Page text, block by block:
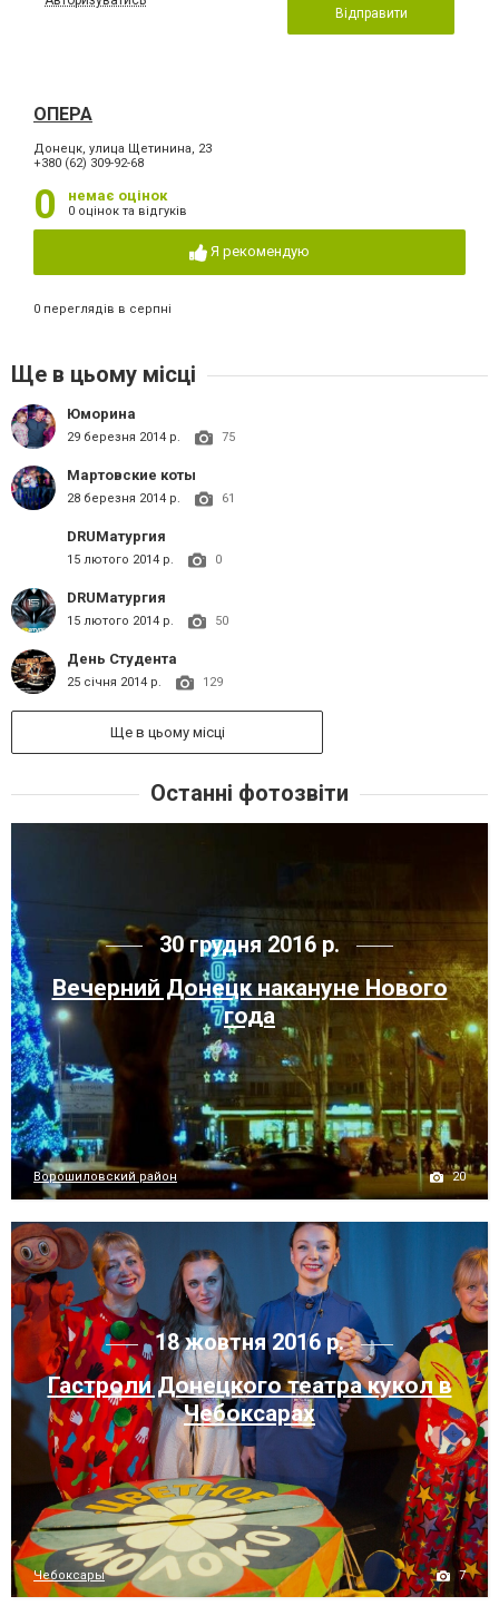
Відправити
ОПЕРА
Донецк, улица Щетинина, 23
+380 (62) 309-92-68
0 немає оцінок
0 оцінок та відгуків
Я рекомендую
0 переглядів в серпні
Ще в цьому місці
Юморина
29 березня 2014 р. 75
Мартовские коты
28 березня 2014 р. 61
DRUMатургия
15 лютого 2014 р. 0
DRUMатургия
15 лютого 2014 р. 50
День Студента
25 січня 2014 р. 129
Ще в цьому місці
Останні фотозвіти
30 грудня 2016 р.
Вечерний Донецк накануне Нового
года
Ворошиловский район 20
18 жовтня 2016 р.
Гастроли Донецкого театра кукол в
Чебоксарах
Чебоксары 7